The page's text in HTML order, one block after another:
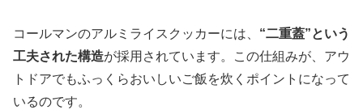
コールマンのアルミライスクッカーには、 “二重蓋”という
工夫された構造が採用されています。この仕組みが、アウ
トドアでもふっくらおいしいご飯を炊くポイントになって
いるのです。